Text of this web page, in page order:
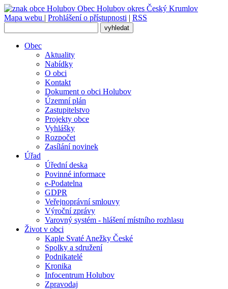
Obec Holubov okres Český Krumlov
Mapa webu | Prohlášení o přístupnosti | RSS
Obec
Aktuality
Nabídky
O obci
Kontakt
Dokument o obci Holubov
Územní plán
Zastupitelstvo
Projekty obce
Vyhlášky
Rozpočet
Zasílání novinek
Úřad
Úřední deska
Povinné informace
e-Podatelna
GDPR
Veřejnoprávní smlouvy
Výroční zprávy
Varovný systém - hlášení místního rozhlasu
Život v obci
Kaple Svaté Anežky České
Spolky a sdružení
Podnikatelé
Kronika
Infocentrum Holubov
Zpravodaj